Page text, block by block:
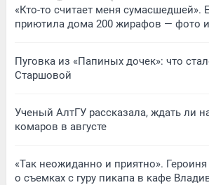
«Кто-то считает меня сумасшедшей».
приютила дома 200 жирафов — фото
Пуговка из «Папиных дочек»: что
Старшовой
Ученый АлтГУ рассказала, ждать ли
комаров в августе
«Так неожиданно и приятно».
о съемках с гуру пикапа в кафе